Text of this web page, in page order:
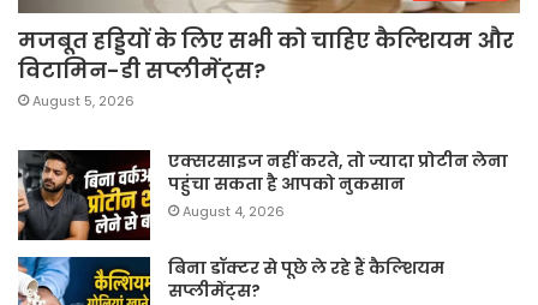
मजबूत हड्डियों के लिए सभी को चाहिए कैल्शियम और
विटामिन-डी सप्लीमेंट्स?
August 5, 2026
एक्सरसाइज नहीं करते, तो ज्यादा प्रोटीन लेना
पहुंचा सकता है आपको नुकसान
August 4, 2026
बिना डॉक्टर से पूछे ले रहे हैं कैल्शियम
सप्लीमेंट्स?